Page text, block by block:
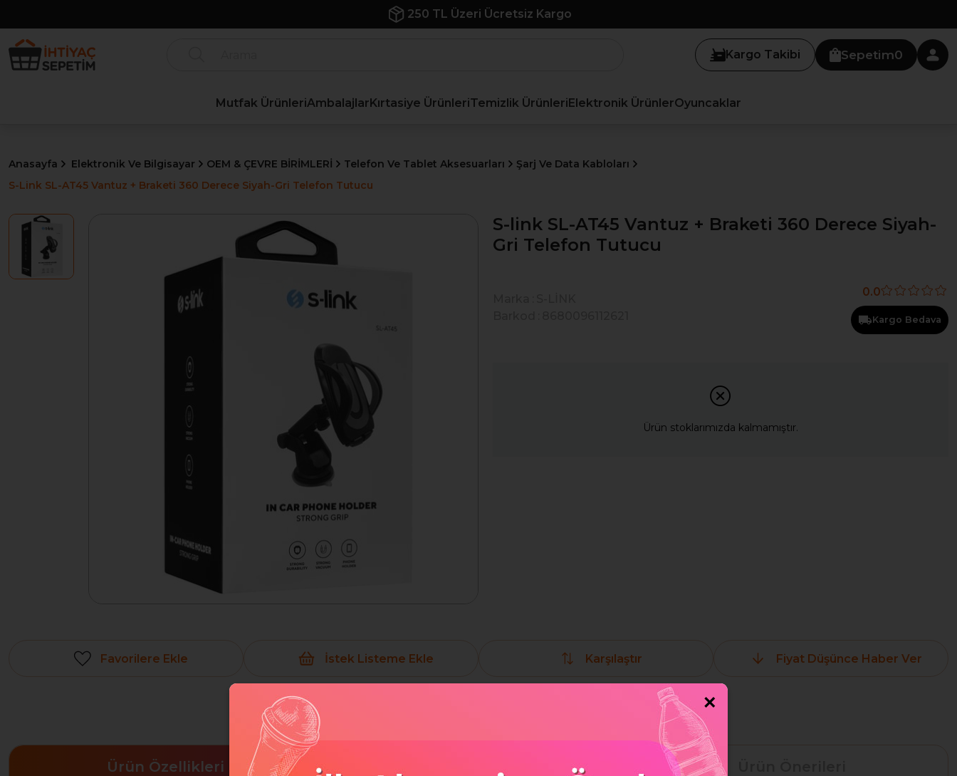
250 TL Üzeri Ücretsiz Kargo
Kargo Takibi Sepetim0
Mutfak ÜrünleriAmbalajlarKırtasiye ÜrünleriTemizlik ÜrünleriElektronik ÜrünlerOyuncaklar
Anasayfa Elektronik Ve Bilgisayar OEM & ÇEVRE BİRİMLERİ Telefon Ve Tablet Aksesuarları
Şarj Ve Data Kabloları
S-Link SL-AT45 Vantuz + Braketi 360 Derece Siyah-Gri Telefon Tutucu
S-link SL-AT45 Vantuz + Braketi 360 Derece Siyah-
Gri Telefon Tutucu
0.0
Kargo Bedava
Ürün stoklarımızda kalmamıştır.
Favorilere Ekle İstek Listeme Ekle Karşılaştır Fiyat Düşünce Haber Ver
Ürün Özellikleri
×